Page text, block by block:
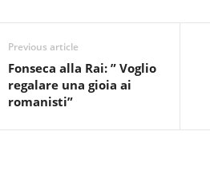
Previous article
Fonseca alla Rai: ” Voglio
regalare una gioia ai
romanisti”